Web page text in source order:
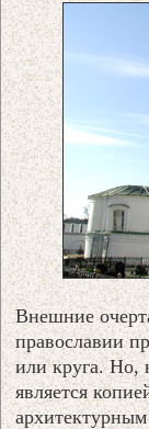
Внешние
православии
или круга. Но,
является